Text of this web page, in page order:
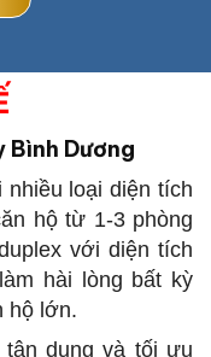
Dương
nhiều loại diện tích
hộ từ 1-3 phòng
với diện tích
hài lòng bất kỳ
hộ lớn.
tận dụng và tối ưu